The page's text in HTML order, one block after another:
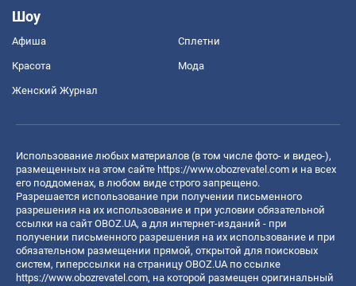
Шоу
Афиша Сплетни
Красота Мода
Женский Журнал
Использование любых материалов (в том числе фото- и видео-),
размещенных на этом сайте https://www.obozrevatel.com и на всех
его поддоменах, в любом виде строго запрещено.
Разрешается использование при получении письменного
разрешения на их использование и при условии обязательной
ссылки на сайт OBOZ.UA, а для интернет-изданий - при
получении письменного разрешения на их использование и при
обязательном размещении прямой, открытой для поисковых
систем, гиперссылки на страницу OBOZ.UA по ссылке
https://www.obozrevatel.com, на которой размещен оригинальный